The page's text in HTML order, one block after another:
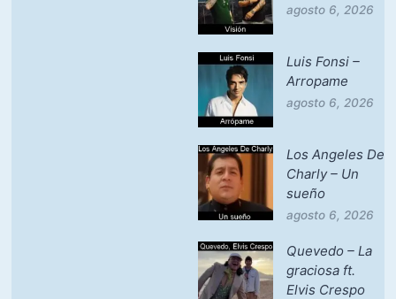
agosto 6, 2026
Luis Fonsi –
Arropame
agosto 6, 2026
Los Angeles De
Charly – Un
sueño
agosto 6, 2026
Quevedo – La
graciosa ft.
Elvis Crespo